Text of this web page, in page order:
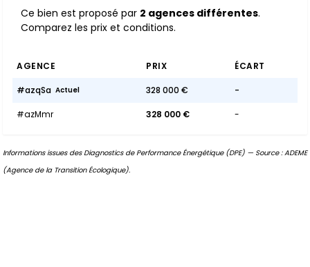
Ce bien est proposé par 2 agences différentes.
Comparez les prix et conditions.
AGENCE PRIX ÉCART
#azqSa Actuel 328 000 € -
#azMmr 328 000 € -
Informations issues des Diagnostics de Performance Énergétique (DPE) — Source : ADEME
(Agence de la Transition Écologique).